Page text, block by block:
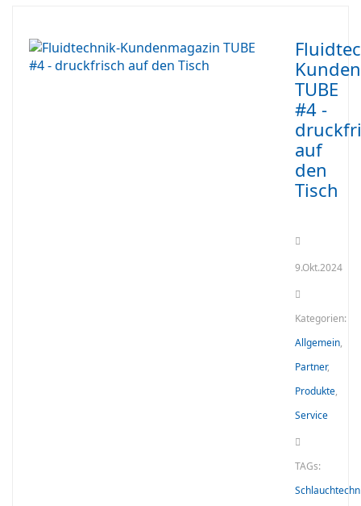
TUBE
#4 -
auf
den
Tisch
9.Okt.2024
Kategorien:
Allgemein,
Partner,
Produkte,
Service
TAGs: